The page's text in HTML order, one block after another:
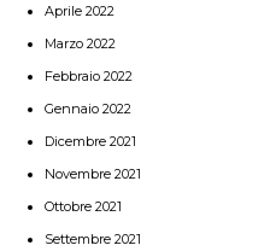
Aprile 2022
Marzo 2022
Febbraio 2022
Gennaio 2022
Dicembre 2021
Novembre 2021
Ottobre 2021
Settembre 2021